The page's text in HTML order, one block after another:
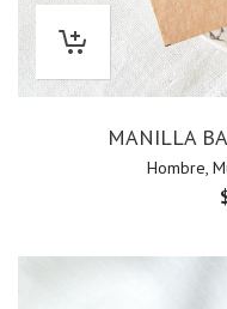
MANILLA
Hombre,